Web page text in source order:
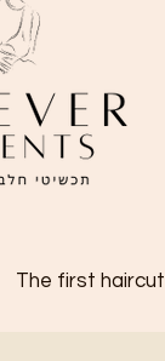
The first haircut